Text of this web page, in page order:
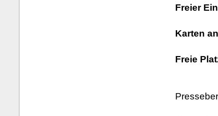
Freier
Karten
Freie